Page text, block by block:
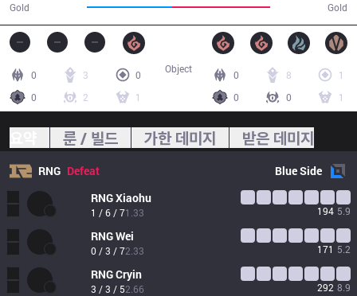
Gold Gold
0 3
0
0
2 1
0 8
1
0
0 1
Object
룬 / 빌드 가한 데미지 받은 데미지
RNG Defeat BlueSide
RNGXiaohu
1 / 6 / 71.33 194 5.9
RNGWei
0 / 3 / 72.33 171 5.2
RNGCryin
3 / 3 / 52.66 292 8.9